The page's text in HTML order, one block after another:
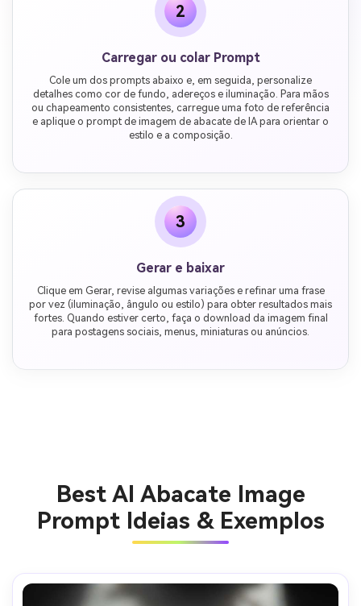
2
Carregar ou colar Prompt
Cole um dos prompts abaixo e, em seguida, personalize
detalhes como cor de fundo, adereços e iluminação. Para mãos
ou chapeamento consistentes, carregue uma foto de referência
e aplique o prompt de imagem de abacate de IA para orientar o
estilo e a composição.
3
Gerar e baixar
Clique em Gerar, revise algumas variações e refinar uma frase
por vez (iluminação, ângulo ou estilo) para obter resultados mais
fortes. Quando estiver certo, faça o download da imagem final
para postagens sociais, menus, miniaturas ou anúncios.
Best AI Abacate Image
Prompt Ideias & Exemplos